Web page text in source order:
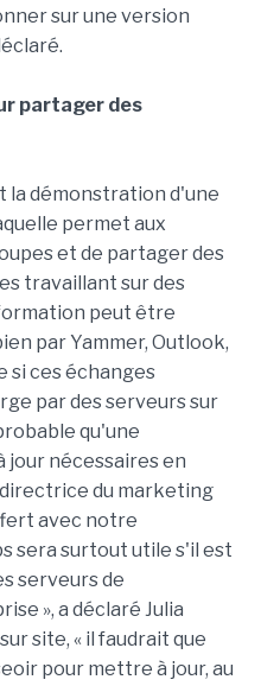
sur une version
partager des
la démonstration d'une
permet aux
et de partager des
travaillant sur des
peut être
par Yammer, Outlook,
si ces échanges
par des serveurs sur
qu'une
jour nécessaires en
directrice du marketing
avec notre
sera surtout utile s'il est
serveurs de
», a déclaré Julia
site, « il faudrait que
pour mettre à jour, au